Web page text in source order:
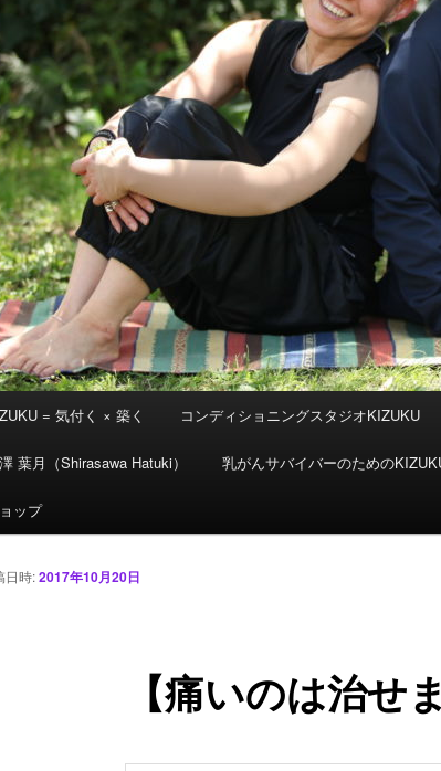
= 気付く × 築く コンディショニングスタジオKIZUKU
葉月（Shirasawa Hatuki） 乳がんサバイバーのための
ップ
【痛いのは治せ
日時:2017年10月20日